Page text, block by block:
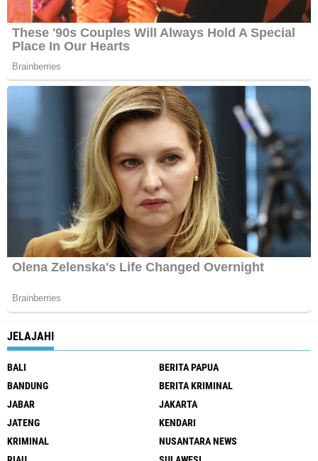
JELAJAHI
BALI
BERITA PAPUA
BANDUNG
BERITA KRIMINAL
JABAR
JAKARTA
JATENG
KENDARI
KRIMINAL
NUSANTARA NEWS